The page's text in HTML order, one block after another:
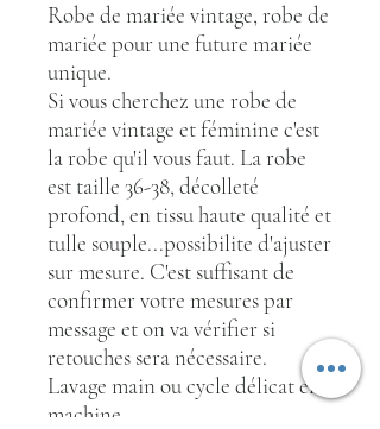
Robe de mariée vintage, robe de
mariée pour une future mariée
unique.
Si vous cherchez une robe de
mariée vintage et féminine c'est
la robe qu'il vous faut. La robe
est taille 36-38, décolleté
profond, en tissu haute qualité et
tulle souple...possibilite d'ajuster
sur mesure. C'est suffisant de
confirmer votre mesures par
message et on va vérifier si
retouches sera nécessaire.
Lavage main ou cycle délicat en
machine.